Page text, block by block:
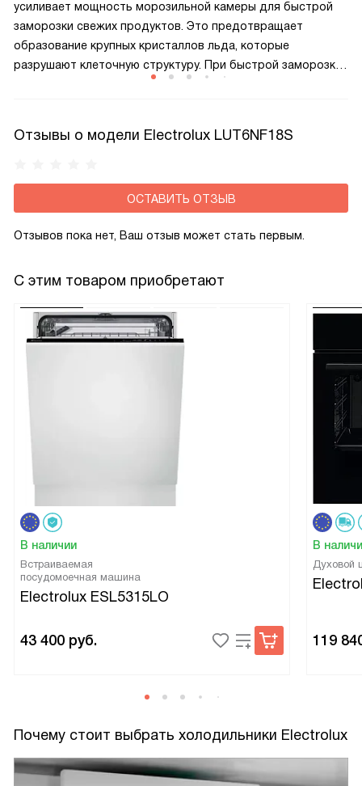
усиливает мощность морозильной камеры для быстрой
заморозки свежих продуктов. Это предотвращает
образование крупных кристаллов льда, которые
разрушают клеточную структуру. При быстрой заморозке
Отзывы о модели Electrolux LUT6NF18S
ОСТАВИТЬ ОТЗЫВ
Отзывов пока нет, Ваш отзыв может стать первым.
С этим товаром приобретают
В наличии
Встраиваемая
посудомоечная машина
Electrolux ESL5315LO
43 400 руб.
В
Духовой
119
Почему стоит выбрать холодильники Electrolux